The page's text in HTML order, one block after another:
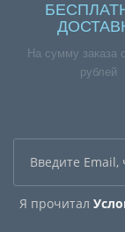
На сумму заказа
рублей
Я прочитал